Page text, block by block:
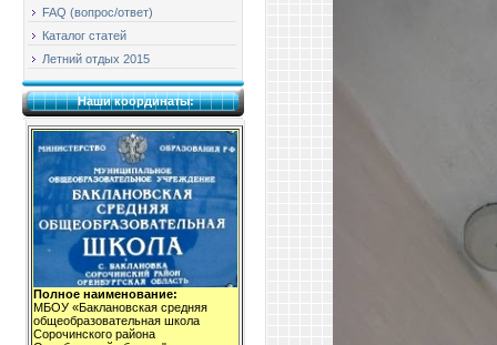
FAQ (вопрос/ответ)
Каталог статей
Летний отдых 2015
Наши координаты:
Полное наименование:
МБОУ «Баклановская средняя
общеобразовательная школа
Сорочинского района